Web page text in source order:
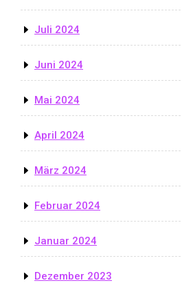
Juli 2024
Juni 2024
Mai 2024
April 2024
März 2024
Februar 2024
Januar 2024
Dezember 2023